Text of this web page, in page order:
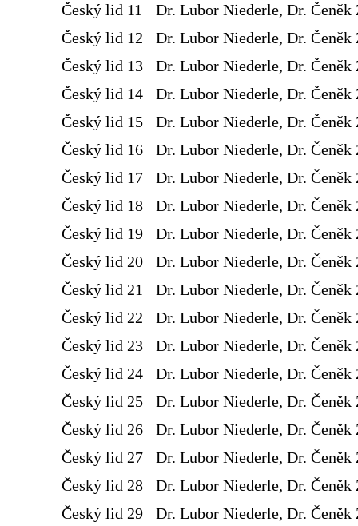
Český lid 11
Dr. Lubor Niederle, Dr. Čeněk
Český lid 12
Dr. Lubor Niederle, Dr. Čeněk
Český lid 13
Dr. Lubor Niederle, Dr. Čeněk
Český lid 14
Dr. Lubor Niederle, Dr. Čeněk
Český lid 15
Dr. Lubor Niederle, Dr. Čeněk
Český lid 16
Dr. Lubor Niederle, Dr. Čeněk
Český lid 17
Dr. Lubor Niederle, Dr. Čeněk
Český lid 18
Dr. Lubor Niederle, Dr. Čeněk
Český lid 19
Dr. Lubor Niederle, Dr. Čeněk
Český lid 20
Dr. Lubor Niederle, Dr. Čeněk
Český lid 21
Dr. Lubor Niederle, Dr. Čeněk
Český lid 22
Dr. Lubor Niederle, Dr. Čeněk
Český lid 23
Dr. Lubor Niederle, Dr. Čeněk
Český lid 24
Dr. Lubor Niederle, Dr. Čeněk
Český lid 25
Dr. Lubor Niederle, Dr. Čeněk
Český lid 26
Dr. Lubor Niederle, Dr. Čeněk
Český lid 27
Dr. Lubor Niederle, Dr. Čeněk
Český lid 28
Dr. Lubor Niederle, Dr. Čeněk
Český lid 29
Dr. Lubor Niederle, Dr. Čeněk